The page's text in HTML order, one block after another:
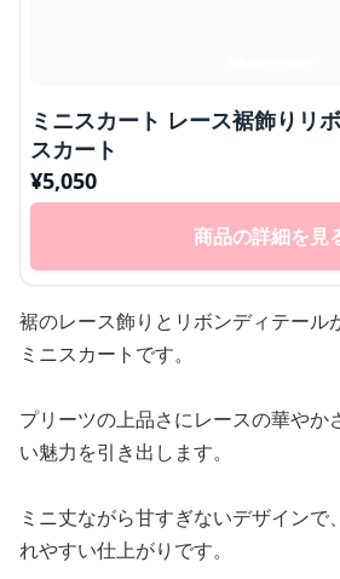
ミニスカート レース裾飾りリ
スカート
¥5,050
商品の詳細を見
裾のレース飾りとリボンディテール
ミニスカートです。
プリーツの上品さにレースの華やか
い魅力を引き出します。
ミニ丈ながら甘すぎないデザインで
れやすい仕上がりです。